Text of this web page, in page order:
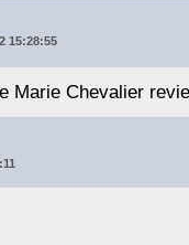
15:28:55
Marie Chevalier